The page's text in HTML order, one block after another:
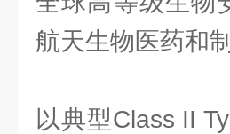
航天生物医药和
以典型Class II